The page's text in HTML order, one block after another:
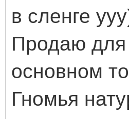
в сленге
Продаю для
основном
Гномья